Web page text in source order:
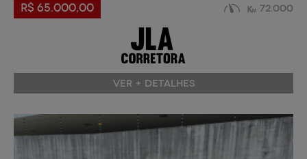
R$ 65.000,00 72.000
VER + DETALHES